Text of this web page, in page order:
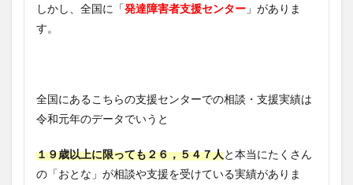
しかし、全国に「発達障害者支援センター 」がありま
す。
全国にあるこちらの支援センターでの相談・支援実績は
令和元年のデータでいうと
１９歳以上に限っても２６，５４７人と本当にたくさん
の「おとな」が相談や支援を受けている実績がありま